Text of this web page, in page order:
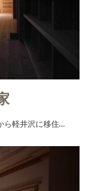
ら軽井沢に移住…